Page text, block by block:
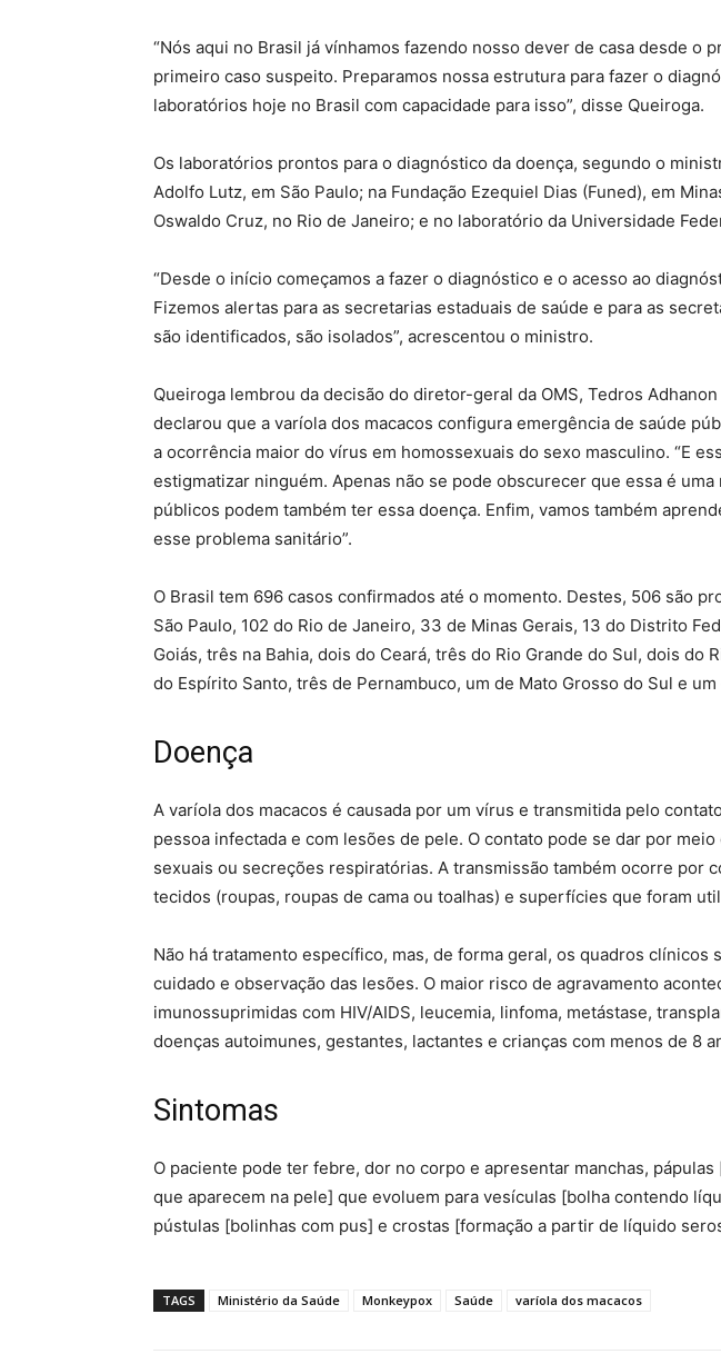
“Nós aqui no Brasil já vínhamos fazendo nosso dever de casa desde o
primeiro caso suspeito. Preparamos nossa estrutura para fazer o
laboratórios hoje no Brasil com capacidade para isso”, disse Queiroga.
Os laboratórios prontos para o diagnóstico da doença, segundo o
Adolfo Lutz, em São Paulo; na Fundação Ezequiel Dias (Funed), em
Oswaldo Cruz, no Rio de Janeiro; e no laboratório da Universidade
“Desde o início começamos a fazer o diagnóstico e o acesso ao
Fizemos alertas para as secretarias estaduais de saúde e para as
são identificados, são isolados”, acrescentou o ministro.
Queiroga lembrou da decisão do diretor-geral da OMS, Tedros
declarou que a varíola dos macacos configura emergência de saúde
a ocorrência maior do vírus em homossexuais do sexo masculino. “E
estigmatizar ninguém. Apenas não se pode obscurecer que essa é
públicos podem também ter essa doença. Enfim, vamos também
esse problema sanitário”.
O Brasil tem 696 casos confirmados até o momento. Destes, 506 são
São Paulo, 102 do Rio de Janeiro, 33 de Minas Gerais, 13 do Distrito
Goiás, três na Bahia, dois do Ceará, três do Rio Grande do Sul, dois do
do Espírito Santo, três de Pernambuco, um de Mato Grosso do Sul e um
Doença
A varíola dos macacos é causada por um vírus e transmitida pelo
pessoa infectada e com lesões de pele. O contato pode se dar por
sexuais ou secreções respiratórias. A transmissão também ocorre por
tecidos (roupas, roupas de cama ou toalhas) e superfícies que foram
Não há tratamento específico, mas, de forma geral, os quadros clínicos
cuidado e observação das lesões. O maior risco de agravamento
imunossuprimidas com HIV/AIDS, leucemia, linfoma, metástase,
doenças autoimunes, gestantes, lactantes e crianças com menos de 8
Sintomas
O paciente pode ter febre, dor no corpo e apresentar manchas,
que aparecem na pele] que evoluem para vesículas [bolha contendo
pústulas [bolinhas com pus] e crostas [formação a partir de líquido
TAGS Ministério da Saúde Monkeypox Saúde varíola dos macacos